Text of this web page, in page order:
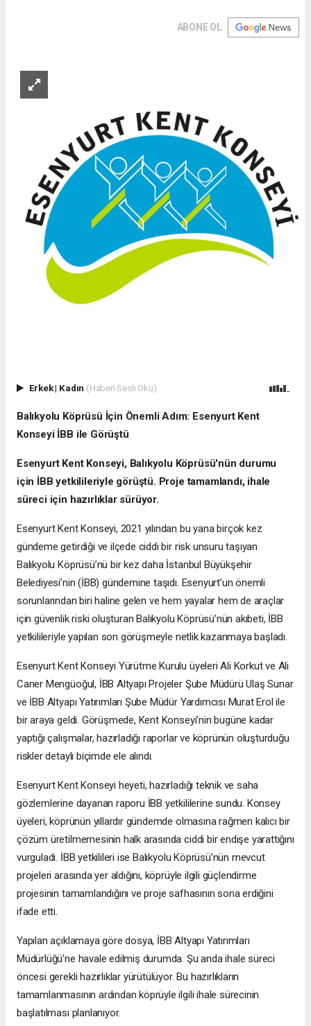
ABONE OL
Erkek| Kadın (Haberi Sesli Oku)
Balıkyolu Köprüsü İçin Önemli Adım: Esenyurt Kent
Konseyi İBB ile Görüştü
Esenyurt Kent Konseyi, Balıkyolu Köprüsü'nün durumu
için İBB yetkilileriyle görüştü. Proje tamamlandı, ihale
süreci için hazırlıklar sürüyor.
Esenyurt Kent Konseyi, 2021 yılından bu yana birçok kez
gündeme getirdiği ve ilçede ciddi bir risk unsuru taşıyan
Balıkyolu Köprüsü’nü bir kez daha İstanbul Büyükşehir
Belediyesi’nin (İBB) gündemine taşıdı. Esenyurt’un önemli
sorunlarından biri haline gelen ve hem yayalar hem de araçlar
için güvenlik riski oluşturan Balıkyolu Köprüsü’nün akıbeti, İBB
yetkilileriyle yapılan son görüşmeyle netlik kazanmaya başladı.
Esenyurt Kent Konseyi Yürütme Kurulu üyeleri Ali Korkut ve Ali
Caner Mengüoğul, İBB Altyapı Projeler Şube Müdürü Ulaş Sunar
ve İBB Altyapı Yatırımları Şube Müdür Yardımcısı Murat Erol ile
bir araya geldi. Görüşmede, Kent Konseyi'nin bugüne kadar
yaptığı çalışmalar, hazırladığı raporlar ve köprünün oluşturduğu
riskler detaylı biçimde ele alındı.
Esenyurt Kent Konseyi heyeti, hazırladığı teknik ve saha
gözlemlerine dayanan raporu İBB yetkililerine sundu. Konsey
üyeleri, köprünün yıllardır gündemde olmasına rağmen kalıcı bir
çözüm üretilmemesinin halk arasında ciddi bir endişe yarattığını
vurguladı. İBB yetkilileri ise Balıkyolu Köprüsü’nün mevcut
projeleri arasında yer aldığını, köprüyle ilgili güçlendirme
projesinin tamamlandığını ve proje safhasının sona erdiğini
ifade etti.
Yapılan açıklamaya göre dosya, İBB Altyapı Yatırımları
Müdürlüğü’ne havale edilmiş durumda. Şu anda ihale süreci
öncesi gerekli hazırlıklar yürütülüyor. Bu hazırlıkların
tamamlanmasının ardından köprüyle ilgili ihale sürecinin
başlatılması planlanıyor.